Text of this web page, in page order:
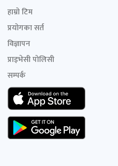
हाम्रो टिम
प्रयोगका सर्त
विज्ञापन
प्राइभेसी पोलिसी
सम्पर्क